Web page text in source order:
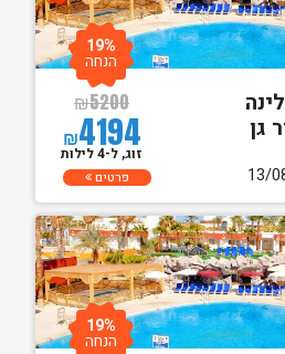
גן
₪5200
₪4194
19%
הנחה
זוג, ל-4 לילות
פרטים
19%
הנחה